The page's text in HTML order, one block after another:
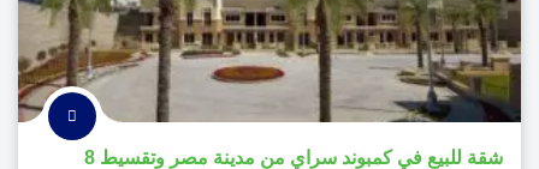
شقة للبيع في كمبوند سراي من مدينة مصر وتقسيط 8